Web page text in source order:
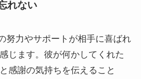
れない
努力やサポートが相手に喜ばれ
じます。彼が何かしてくれた
感謝の気持ちを伝えること